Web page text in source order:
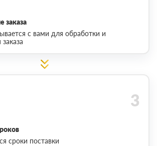
заказа
с вами для обработки и
сроки поставки